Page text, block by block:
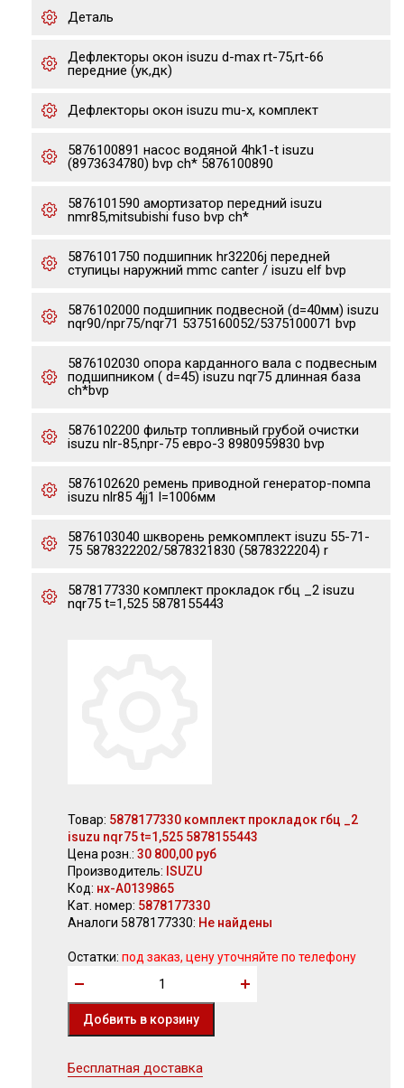
Деталь
Дефлекторы окон isuzu d-max rt-75,rt-66
передние (ук,дк)
Дефлекторы окон isuzu mu-x, комплект
5876100891 насос водяной 4hk1-t isuzu
(8973634780) bvp ch* 5876100890
5876101590 амортизатор передний isuzu
nmr85,mitsubishi fuso bvp ch*
5876101750 подшипник hr32206j передней
ступицы наружний mmc canter / isuzu elf bvp
5876102000 подшипник подвесной (d=40мм) isuzu
nqr90/npr75/nqr71 5375160052/5375100071 bvp
5876102030 опора карданного вала с подвесным
подшипником ( d=45) isuzu nqr75 длинная база
ch*bvp
5876102200 фильтр топливный грубой очистки
isuzu nlr-85,npr-75 евро-3 8980959830 bvp
5876102620 ремень приводной генератор-помпа
isuzu nlr85 4jj1 l=1006мм
5876103040 шкворень ремкомплект isuzu 55-71-
75 5878322202/5878321830 (5878322204) r
5878177330 комплект прокладок гбц _2 isuzu
nqr75 t=1,525 5878155443
Товар: 5878177330 комплект прокладок гбц _2
isuzu nqr75 t=1,525 5878155443
Цена розн.: 30 800,00 руб
Производитель: ISUZU
Код: нх-А0139865
Кат. номер: 5878177330
Аналоги 5878177330: Не найдены
Остатки: под заказ, цену уточняйте по телефону
Бесплатная доставка